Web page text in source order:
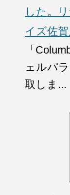
した。
イズ佐
「
ェルパ
取しま...